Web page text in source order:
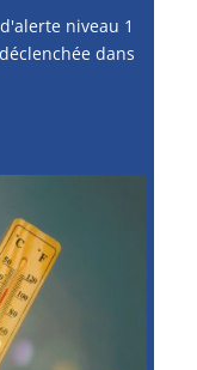
niveau 1
dans